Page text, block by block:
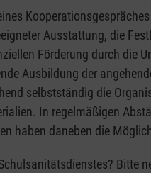
Ausstattung, die
Förderung durch die
Ausbildung der
selbstständig die
In regelmäßigen
haben daneben die
Bitte